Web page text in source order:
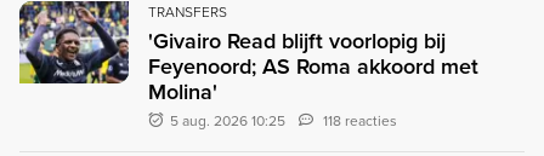
TRANSFERS
'Givairo Read blijft voorlopig bij
Feyenoord; AS Roma akkoord met
Molina'
5 aug. 2026 10:25 118 reacties